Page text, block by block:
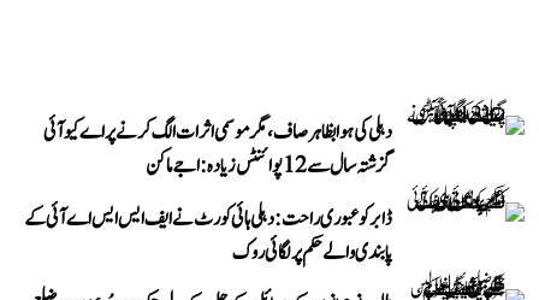
دہلی کی ہوا بظاہر صاف، مگر موسمی اثرات الگ کرنے پر اے کیو آئی
گزشتہ سال سے 12 پوائنٹس زیادہ: اجے ماکن
ڈابر کو عبوری راحت: دہلی ہائی کورٹ نے ایف ایس ایس اے آئی کے
پابندی والے حکم پر لگائی روک